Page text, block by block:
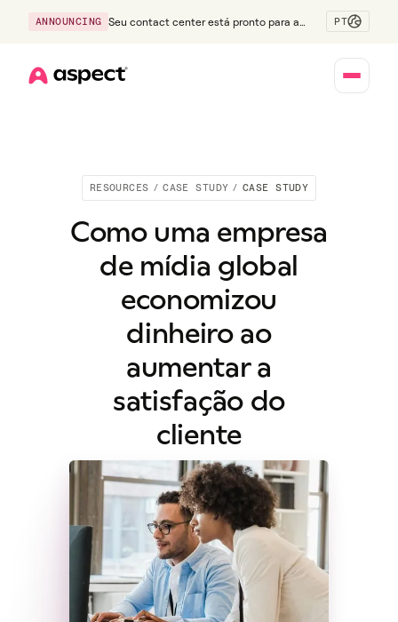
ANNOUNCING
Seu contact center está pronto para a
PT
RESOURCES / CASE STUDY / CASE STUDY
Como uma empresa
de mídia global
economizou
dinheiro ao
aumentar a
satisfação do
cliente